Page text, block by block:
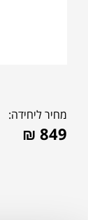
מחיר ליחידה:
₪ 849